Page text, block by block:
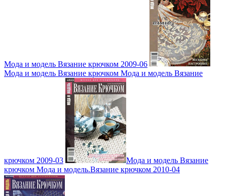
Мода и модель Вязание крючком 2009-06
Мода и модель Вязание крючком Мода и модель Вязание
крючком 2009-03
Мода и модель Вязание
крючком Мода и модель.Вязание крючком 2010-04